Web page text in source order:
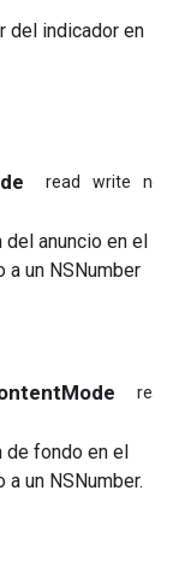
del indicador en
read write
del anuncio en el
un NSNumber
read
de fondo en el
un NSNumber.